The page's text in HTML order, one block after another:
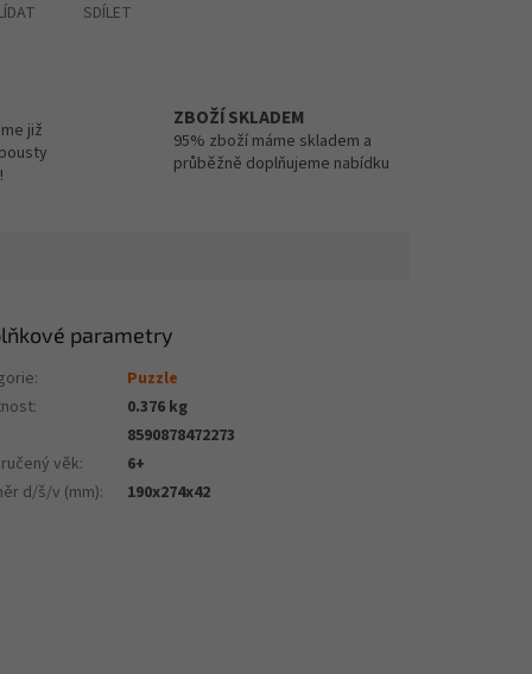
SDÍLET
již
ZBOŽÍ SKLADEM
95% zboží máme skladem a
průběžně doplňujeme nabídku
parametry
:
Puzzle
:
0.376 kg
8590878472273
věk:
6+
d/š/v (mm): 190x274x42